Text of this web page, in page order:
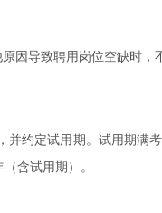
因导致聘用岗位空缺时，
约定试用期。试用期满
含试用期）。